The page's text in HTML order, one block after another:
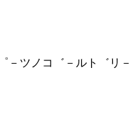
－ツノコ゛－ルト゛リ